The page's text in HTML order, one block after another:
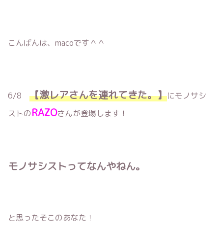
こんばんは、macoです＾＾
6/8 【激レアさんを連れてきた。】にモノサシ
ストのRAZOさんが登場します！
モノサシストってなんやねん。
と思ったそこのあなた！